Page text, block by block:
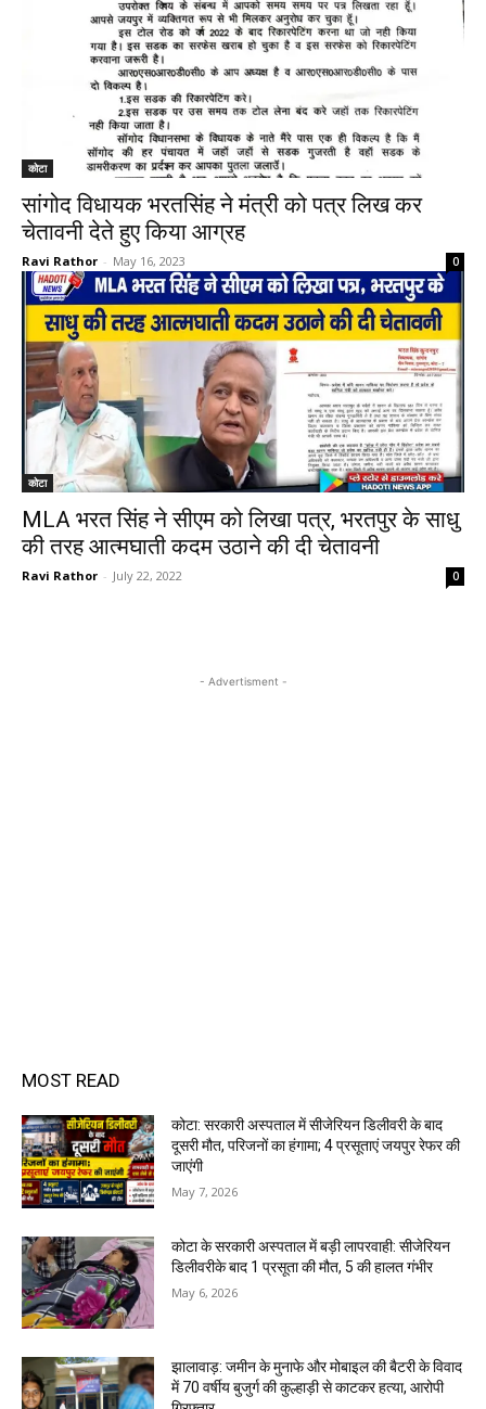
कोटा
सांगोद विधायक भरतसिंह ने मंत्री को पत्र लिख कर
चेतावनी देते हुए किया आग्रह
Ravi Rathor - May 16, 2023 0
कोटा
MLA भरत सिंह ने सीएम को लिखा पत्र, भरतपुर के साधु
की तरह आत्मघाती कदम उठाने की दी चेतावनी
Ravi Rathor - July 22, 2022 0
- Advertisment -
MOST READ
कोटा: सरकारी अस्पताल में सीजेरियन डिलीवरी के बाद
दूसरी मौत, परिजनों का हंगामा; 4 प्रसूताएं जयपुर रेफर की
जाएंगी
May 7, 2026
कोटा के सरकारी अस्पताल में बड़ी लापरवाही: सीजेरियन
डिलीवरीके बाद 1 प्रसूता की मौत, 5 की हालत गंभीर
May 6, 2026
झालावाड़: जमीन के मुनाफे और मोबाइल की बैटरी के विवाद
में 70 वर्षीय बुजुर्ग की कुल्हाड़ी से काटकर हत्या, आरोपी